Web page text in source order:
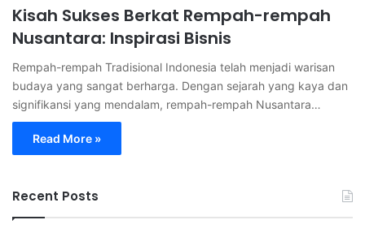
Kisah Sukses Berkat Rempah-rempah
Nusantara: Inspirasi Bisnis
Rempah-rempah Tradisional Indonesia telah menjadi warisan
budaya yang sangat berharga. Dengan sejarah yang kaya dan
signifikansi yang mendalam, rempah-rempah Nusantara…
Read More »
Recent Posts